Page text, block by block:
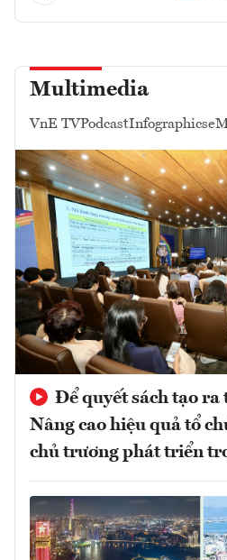
Multimedia
VnE TVPodcastInfographics
Để quyết sách tạo ra
Nâng cao hiệu quả tổ
chủ trương phát triển